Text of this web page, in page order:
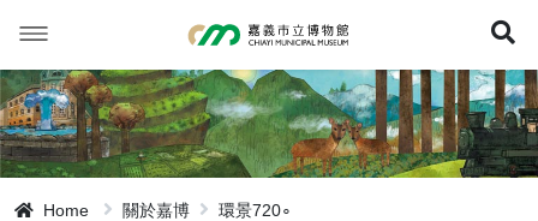
要
內
容
Home 關於嘉博 環景720∘